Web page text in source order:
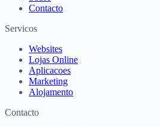
Contacto
Servicos
Websites
Lojas Online
Aplicacoes
Marketing
Alojamento
Contacto